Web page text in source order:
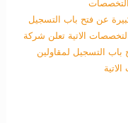
عن فتح باب التسجيل
الاتية تعلن شركة
باب التسجيل لمقاولين